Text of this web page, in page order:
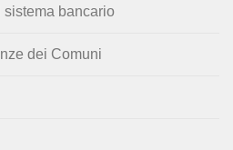
sistema bancario
dei Comuni